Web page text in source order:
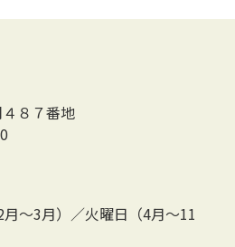
８７番地
～3月）／火曜日（4月～11